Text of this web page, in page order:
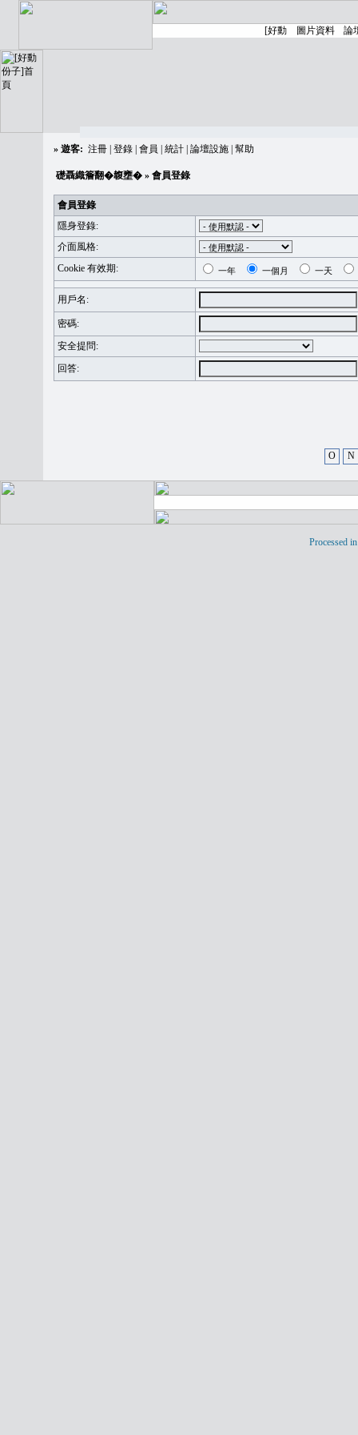
» 遊客: 注冊 登錄 會員 統計 論壇設施 幫助
礎聶織簷翻�䪖壅� » 會員登錄
會員登錄
隱身登錄:
介面風格:
Cookie 有效期:
一年 一個月 一天
用戶名:
密碼:
安全提問:
回答:
O N
Processed